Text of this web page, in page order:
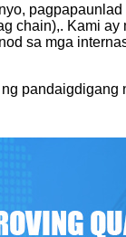
chain),. Kami
sa mga